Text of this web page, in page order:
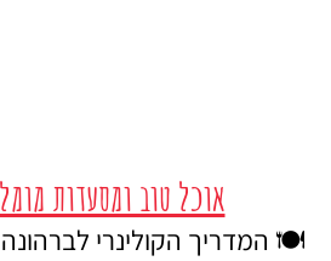
אוכל טוב ומסעדות
🍽️ המדריך הקולינרי